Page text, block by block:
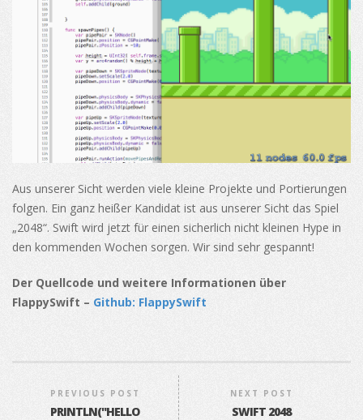
Aus unserer Sicht werden viele kleine Projekte und Portierungen
folgen. Ein ganz heißer Kandidat ist aus unserer Sicht das Spiel
„2048“. Swift wird jetzt für einen sicherlich nicht kleinen Hype in
den kommenden Wochen sorgen. Wir sind sehr gespannt!
Der Quellcode und weitere Informationen über
FlappySwift – Github: FlappySwift
PREVIOUS POST
PRINTLN("HELLO
NEXT POST
SWIFT 2048